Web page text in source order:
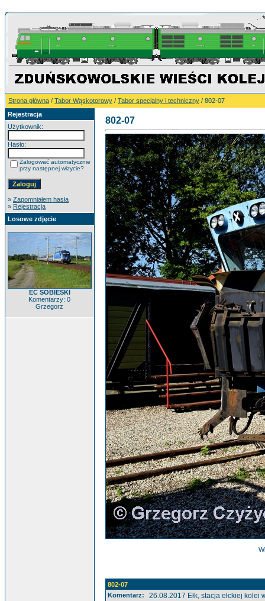
Strona główna / Tabor Wąskotorowy / Tabor specjalny i techniczny / 802-07
Rejestracja
Użytkownik:
Hasło:
Zalogować automatycznie
przy następnej wizycie?
» Zapomniałem hasła
» Rejestracja
Losowe zdjęcie
EC SOBIESKI
Komentarzy: 0
Grzegorz
802-07
802-07
Komentarz:
26.08.2017 Ełk, stacja ełckiej